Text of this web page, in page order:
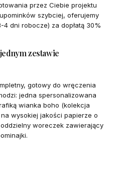
przez Ciebie projektu
szybciej, oferujemy
dni robocze) za dopłatą 30%
zestawie
gotowy do wręczenia
jedna spersonalizowana
wianka boho (kolekcja
wysokiej jakości papierze o
woreczek zawierający